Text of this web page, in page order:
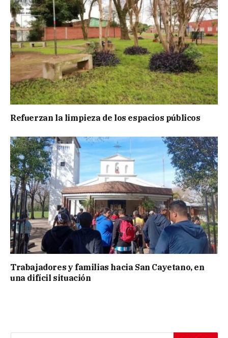
Refuerzan la limpieza de los espacios públicos
Trabajadores y familias hacia San Cayetano, en
una difícil situación